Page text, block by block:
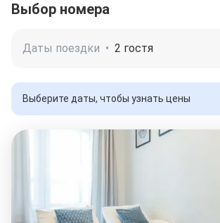
Выбор номера
Даты поездки • 2 гостя
Выберите даты, чтобы узнать цены